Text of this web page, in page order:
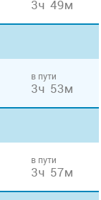
3ч 49м
в пути
3ч 53м
в пути
3ч 57м